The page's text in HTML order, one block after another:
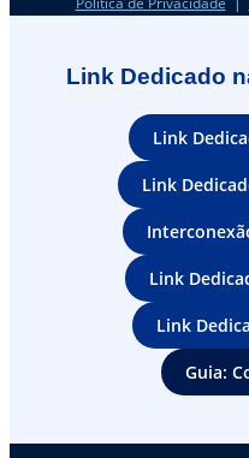
Link Dedicado
Link
Link
Link
Link
Guia: